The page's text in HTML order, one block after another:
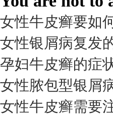
我要咨询我要预约
擅长： 杨成平 互联网门诊主任【医生简
女性牛皮癣要如
女性银屑病复发
孕妇牛皮癣的症
女性脓包型银屑
女性牛皮癣需要